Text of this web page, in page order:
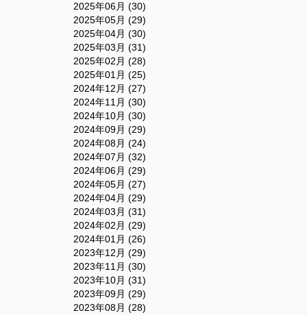
2025年06月 (30)
2025年05月 (29)
2025年04月 (30)
2025年03月 (31)
2025年02月 (28)
2025年01月 (25)
2024年12月 (27)
2024年11月 (30)
2024年10月 (30)
2024年09月 (29)
2024年08月 (24)
2024年07月 (32)
2024年06月 (29)
2024年05月 (27)
2024年04月 (29)
2024年03月 (31)
2024年02月 (29)
2024年01月 (26)
2023年12月 (29)
2023年11月 (30)
2023年10月 (31)
2023年09月 (29)
2023年08月 (28)